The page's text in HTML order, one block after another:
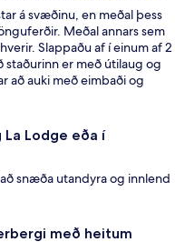
á svæðinu, en meðal þess
Meðal annars sem
Slappaðu af í einum af 2
er með útilaug og
að auki með eimbaði og
Lodge eða í
snæða utandyra og innlend
með heitum